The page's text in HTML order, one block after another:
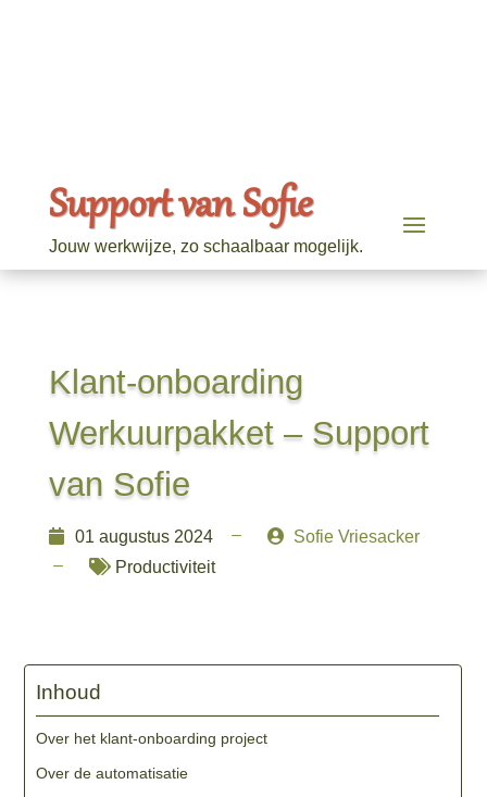
Support van Sofie
Jouw werkwijze, zo schaalbaar mogelijk.
Klant-onboarding
Werkuurpakket – Support
van Sofie
 01 augustus 2024 K  Sofie Vriesacker
K  Productiviteit
Inhoud
Over het klant-onboarding project
Over de automatisatie